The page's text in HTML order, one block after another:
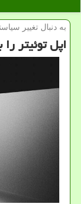
به دنبال تغییر
اپل توئیتر